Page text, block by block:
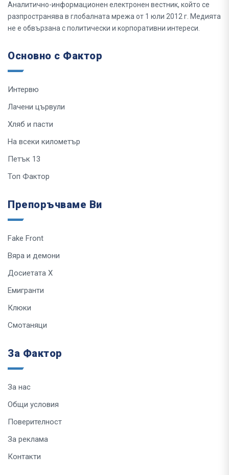
Аналитично-информационен електронен вестник, който се
разпространява в глобалната мрежа от 1 юли 2012 г. Медията
не е обвързана с политически и корпоративни интереси.
Основно с Фактор
Интервю
Лачени цървули
Хляб и пасти
На всеки километър
Петък 13
Топ Фактор
Препоръчваме Ви
Fake Front
Вяра и демони
Досиетата Х
Емигранти
Клюки
Смотаняци
За Фактор
За нас
Общи условия
Поверителност
За реклама
Контакти